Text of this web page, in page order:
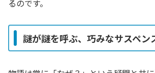
るのです。
謎が謎を呼ぶ、巧みなサスペン